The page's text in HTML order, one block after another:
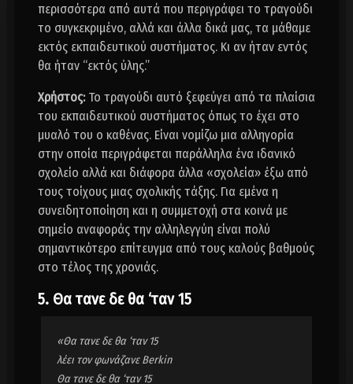
περισσότερα από αυτά που περιγράφει το τραγούδι
το συγκεκριμένο, αλλά και άλλα δικά μας, τα μάθαμε
εκτός εκπαιδευτικού συστήματος. Κι αν ήταν εντός
θα ήταν “εκτός ύλης.”
Χρήστος:Το τραγούδι αυτό ξεφεύγει από τα πλαίσια
του εκπαιδευτικού συστήματος όπως το έχει στο
μυαλό του ο καθένας. Είναι νομίζω μια αλληγορία
στην οποία περιγράφεται παράλληλα ένα ιδανικό
σχολείο αλλά και διάφορα άλλα «σχολεία» έξω από
τους τοίχους μιας σχολικής τάξης. Για εμένα η
συνειδητοποίηση και η συμμετοχή στα κοινά με
σημείο αναφοράς την αλληλεγγύη είναι πολύ
σημαντικότερο επίτευγμα από τους καλούς βαθμούς
στο τέλος της χρονιάς.
5. Θα τανε δε θα ‘ταν 15
«Θα τανε δε θα ‘ταν 15
λέει τον φωνάζανε Berkin
Θα τανε δε θα ‘ταν 15